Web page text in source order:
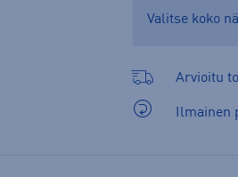
Valitse koko
Arvioitu
Ilmainen